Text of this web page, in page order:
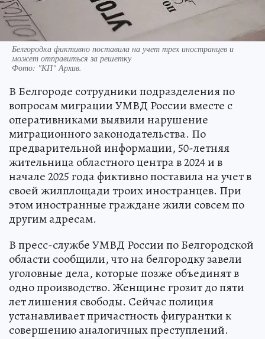
Белгородка фиктивно поставила на учет трех иностранцев и
может отправиться за решетку
Фото: "КП" Архив.
В Белгороде сотрудники подразделения по
вопросам миграции УМВД России вместе с
оперативниками выявили нарушение
миграционного законодательства. По
предварительной информации, 50-летняя
жительница областного центра в 2024 и в
начале 2025 года фиктивно поставила на учет в
своей жилплощади троих иностранцев. При
этом иностранные граждане жили совсем по
другим адресам.
В пресс-службе УМВД России по Белгородской
области сообщили, что на белгородку завели
уголовные дела, которые позже объединят в
одно производство. Женщине грозит до пяти
лет лишения свободы. Сейчас полиция
устанавливает причастность фигурантки к
совершению аналогичных преступлений.